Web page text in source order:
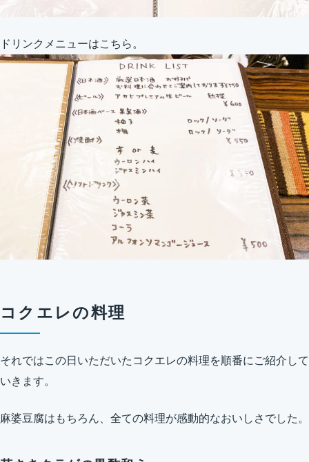
ドリンクメニューはこちら。
コクエレの料理
それではこの日いただいたコクエレの料理を順番にご紹介して
いきます。
麻婆豆腐はもちろん、全ての料理が感動的なおいしさでした。